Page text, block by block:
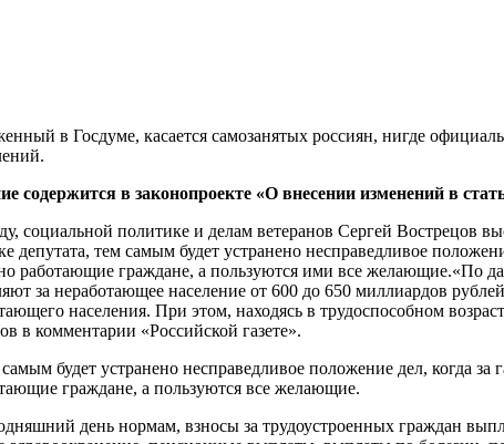
в Госдуме, касается самозанятых россиян, нигде
содержится в законопроекте «О внесении изменений в
социальной политике и делам ветеранов Сергей Вострецов
депутата, тем самым будет устранено несправедливое
работающие граждане, а пользуются ими все желающие.«По
за неработающее население от 600 до 650 миллиардов
населения. При этом, находясь в трудоспособном
в комментарии «Российской газете».
будет устранено несправедливое положение дел, когда
граждане, а пользуются все желающие.
день нормам, взносы за трудоустроенных граждан